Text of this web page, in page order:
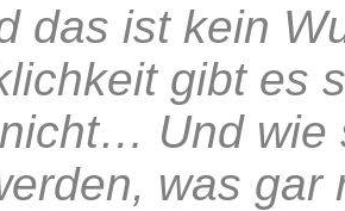
das ist kein
gibt es
Und wie
was gar